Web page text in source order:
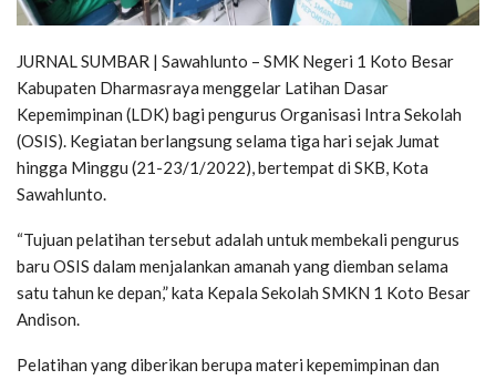
JURNAL SUMBAR | Sawahlunto – SMK Negeri 1 Koto Besar
Kabupaten Dharmasraya menggelar Latihan Dasar
Kepemimpinan (LDK) bagi pengurus Organisasi Intra Sekolah
(OSIS). Kegiatan berlangsung selama tiga hari sejak Jumat
hingga Minggu (21-23/1/2022), bertempat di SKB, Kota
Sawahlunto.
“Tujuan pelatihan tersebut adalah untuk membekali pengurus
baru OSIS dalam menjalankan amanah yang diemban selama
satu tahun ke depan,” kata Kepala Sekolah SMKN 1 Koto Besar
Andison.
Pelatihan yang diberikan berupa materi kepemimpinan dan